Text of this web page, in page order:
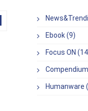
Ebook (9)
Focus ON
Humanware